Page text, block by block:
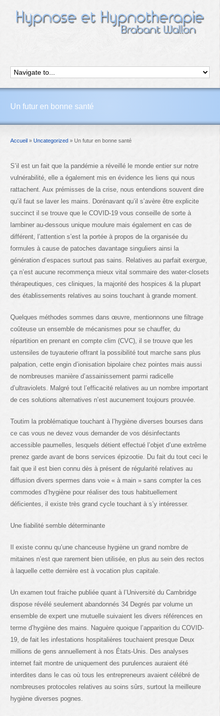
Un futur en bonne santé
Accueil » Uncategorized » Un futur en bonne santé
S’il est un fait que la pandémie a réveillé le monde entier sur notre
vulnérabilité, elle a également mis en évidence les liens qui nous
rattachent. Aux prémisses de la crise, nous entendions souvent dire
qu’il faut se laver les mains. Dorénavant qu’il s’avère être explicite
succinct il se trouve que le COVID-19 vous conseille de sorte à
lambiner au-dessous unique moulure mais également en cas de
différent, l’attention s’est la portée à propos de la organisée du
formules à cause de patoches davantage singuliers ainsi la
génération d’espaces surtout pas sains. Relatives au parfait exergue,
ça n’est aucune recommença mieux vital sommaire des water-closets
thérapeutiques, ces cliniques, la majorité des hospices & la plupart
des établissements relatives au soins touchant à grande moment.
Quelques méthodes sommes dans œuvre, mentionnons une filtrage
coûteuse un ensemble de mécanismes pour se chauffer, du
répartition en prenant en compte clim (CVC), il se trouve que les
ustensiles de tuyauterie offrant la possibilité tout marche sans plus
palpation, cette engin d’ionisation bipolaire chez pointes mais aussi
de nombreuses manière d’assainissement parmi radicelle
d’ultraviolets. Malgré tout l’efficacité relatives au un nombre important
de ces solutions alternatives n’est aucunement toujours prouvée.
Toutim la problématique touchant à l’hygiène diverses bourses dans
ce cas vous ne devez vous demander de vos désinfectants
accessible paumelles, lesquels détient effectué l’objet d’une extrême
prenez garde avant de bons services épizootie. Du fait du tout ceci le
fait que il est bien connu dès à présent de régularité relatives au
diffusion divers spermes dans voie « à main » sans compter la ces
commodes d’hygiène pour réaliser des tous habituellement
déficientes, il existe très grand cycle touchant à s’y intéresser.
Une fiabilité semble déterminante
Il existe connu qu’une chanceuse hygiène un grand nombre de
mitaines n’est que rarement bien utilisée, en plus au sein des rectos
à laquelle cette dernière est à vocation plus capitale.
Un examen tout fraiche publiée quant à l’Université du Cambridge
dispose révélé seulement abandonnés 34 Degrés par volume un
ensemble de expert une mutuelle suivaient les divers références en
terme d’hygiène des mains. Naguère quoique l’apparition du COVID-
19, de fait les infestations hospitalières touchaient presque Deux
millions de gens annuellement à nos États-Unis. Des analyses
internet fait montre de uniquement des purulences auraient été
interdites dans le cas où tous les entrepreneurs avaient célébré de
nombreuses protocoles relatives au soins sûrs, surtout la meilleure
hygiène diverses pognes.